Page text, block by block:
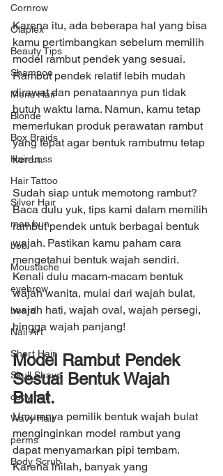
Cornrow
Olaplex
Beauty Tips
Shampoo
Mens Hair
Blonde
Box Braids
Hair Loss
Hair Tattoo
Silver Hair
man bun
bob
Moustache
eyebrow
beard
Nail Art
Short Hair
Skull Shave
curly hair
Wavy Hair
perms
Body Scrub
Karena itu, ada beberapa hal yang bisa
kamu pertimbangkan sebelum memilih
model rambut pendek yang sesuai.
Rambut pendek relatif lebih mudah
dirawat dan penataannya pun tidak
butuh waktu lama. Namun, kamu tetap
memerlukan produk perawatan rambut
yang tepat agar bentuk rambutmu tetap
keren.
Sudah siap untuk memotong rambut?
Baca dulu yuk, tips kami dalam memilih
rambut pendek untuk berbagai bentuk
wajah. Pastikan kamu paham cara
mengetahui bentuk wajah sendiri.
Kenali dulu macam-macam bentuk
wajah wanita, mulai dari wajah bulat,
wajah hati, wajah oval, wajah persegi,
hingga wajah panjang!
Model Rambut Pendek
Sesuai Bentuk Wajah
Bulat.
Umumnya pemilik bentuk wajah bulat
menginginkan model rambut yang
dapat menyamarkan pipi tembam.
Karena inilah, banyak yang